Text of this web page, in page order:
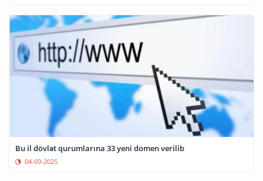
Bu il dövlət qurumlarına 33 yeni domen verilib
04-09-2025